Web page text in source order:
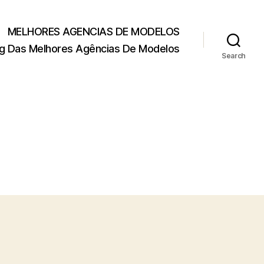
MELHORES AGENCIAS DE MODELOS
Das Melhores Agências De Modelos
Search